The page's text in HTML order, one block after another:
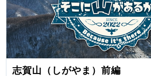
志賀山（しがやま）前編